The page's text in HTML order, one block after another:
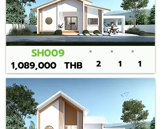
SH009
1,089,000 THB 2 1 1